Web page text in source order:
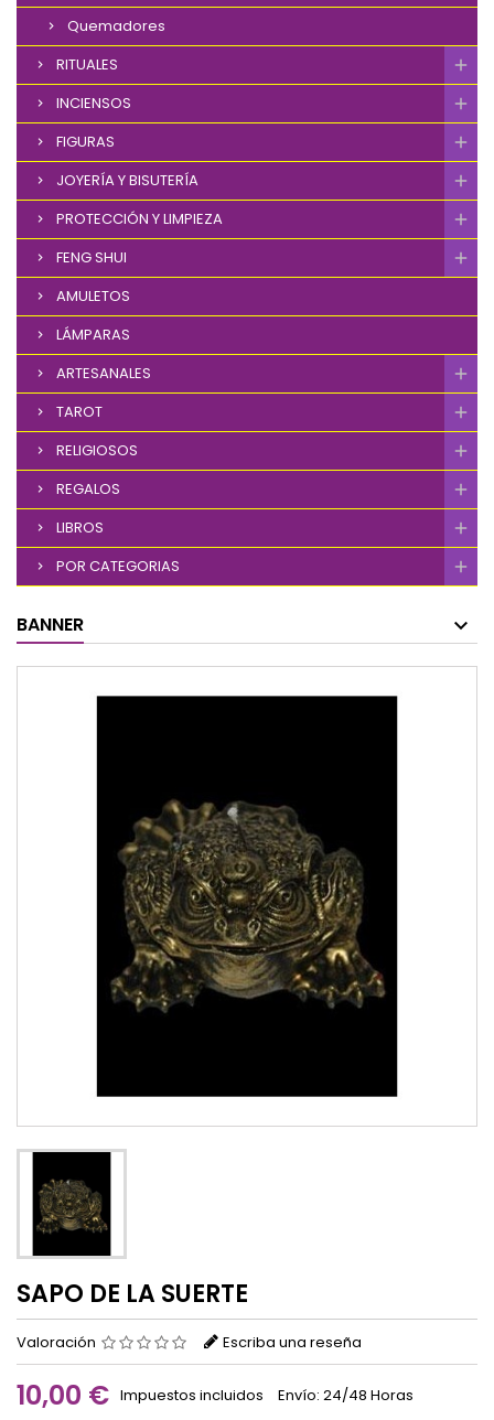
Quemadores
RITUALES
INCIENSOS
FIGURAS
JOYERÍA Y BISUTERÍA
PROTECCIÓN Y LIMPIEZA
FENG SHUI
AMULETOS
LÁMPARAS
ARTESANALES
TAROT
RELIGIOSOS
REGALOS
LIBROS
POR CATEGORIAS
BANNER
SAPO DE LA SUERTE
Valoración Escriba una reseña
10,00 € Impuestos incluidos Envío: 24/48 Horas